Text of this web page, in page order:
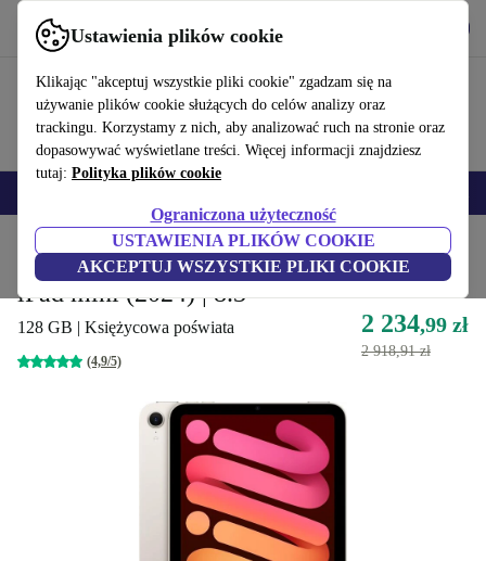
Ustawienia plików cookie
Klikając "akceptuj wszystkie pliki cookie" zgadzam się na
używanie plików cookie służących do celów analizy oraz
trackingu. Korzystamy z nich, aby analizować ruch na stronie oraz
dopasowywać wyświetlane treści. Więcej informacji znajdziesz
tutaj: Polityka plików cookie
Ograniczona użyteczność
USTAWIENIA PLIKÓW COOKIE
AKCEPTUJ WSZYSTKIE PLIKI COOKIE
Korzystaj z refurbed szybko i łatwo
Produkty Tablety iPady
iPad mini (2024) | 8.3"
128 GB | Księżycowa poświata
(4,9/5)
2 234,99 zł
2 918,91 zł